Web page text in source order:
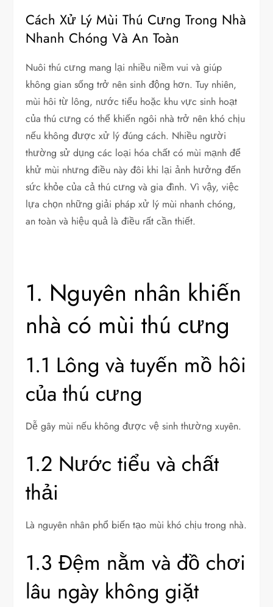
Cách Xử Lý Mùi Thú Cưng Trong Nhà
Nhanh Chóng Và An Toàn
Nuôi thú cưng mang lại nhiều niềm vui và giúp
không gian sống trở nên sinh động hơn. Tuy nhiên,
mùi hôi từ lông, nước tiểu hoặc khu vực sinh hoạt
của thú cưng có thể khiến ngôi nhà trở nên khó chịu
nếu không được xử lý đúng cách. Nhiều người
thường sử dụng các loại hóa chất có mùi mạnh để
khử mùi nhưng điều này đôi khi lại ảnh hưởng đến
sức khỏe của cả thú cưng và gia đình. Vì vậy, việc
lựa chọn những giải pháp xử lý mùi nhanh chóng,
an toàn và hiệu quả là điều rất cần thiết.
1. Nguyên nhân khiến
nhà có mùi thú cưng
1.1 Lông và tuyến mồ hôi
của thú cưng
Dễ gây mùi nếu không được vệ sinh thường xuyên.
1.2 Nước tiểu và chất
thải
Là nguyên nhân phổ biến tạo mùi khó chịu trong nhà.
1.3 Đệm nằm và đồ chơi
lâu ngày không giặt